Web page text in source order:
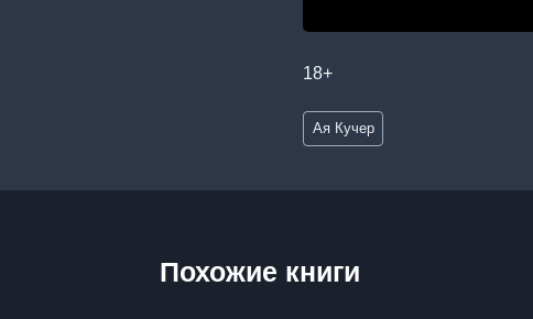
18+
Метки
записи:
Ая Кучер
Похожие книги